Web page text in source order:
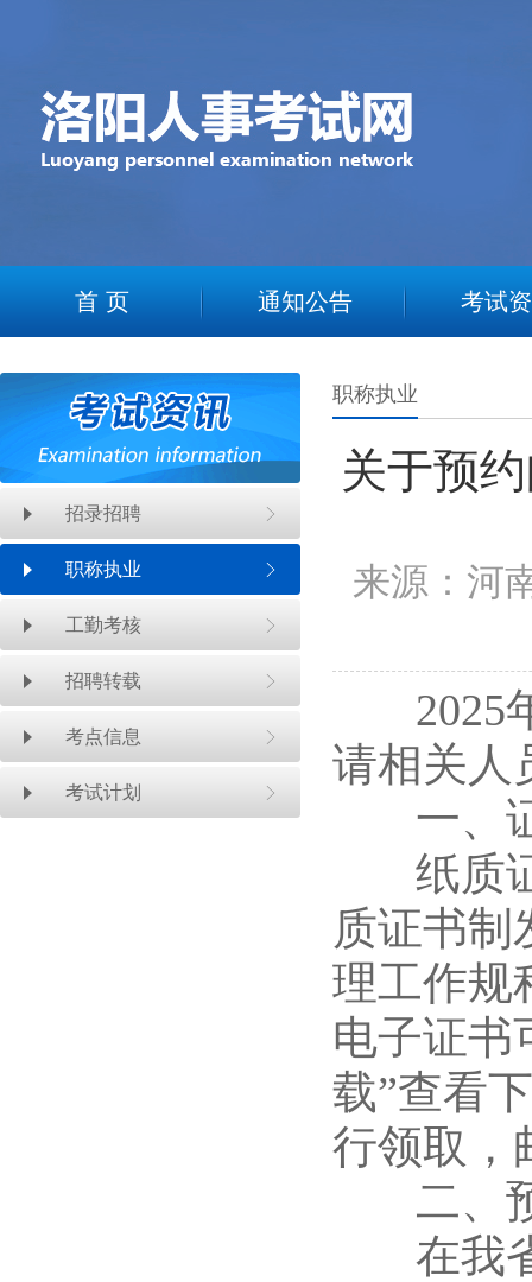
首 页 通知公告 考试
招录招聘
职称执业
工勤考核
招聘转载
考点信息
考试计划
职称执业
关于预
来源：河
2025年
请相关人
一、
纸质证
质证书制
理工作规
电子证书
载”查看
行领取，
二、
在我省